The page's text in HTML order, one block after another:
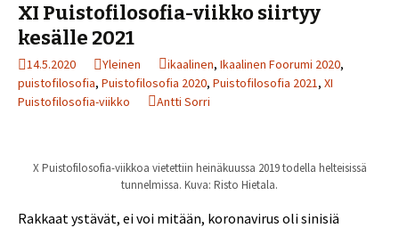
XI Puistofilosofia-viikko siirtyy
kesälle 2021
14.5.2020 Yleinen ikaalinen, Ikaalinen Foorumi 2020,
puistofilosofia, Puistofilosofia 2020, Puistofilosofia 2021, XI
Puistofilosofia-viikko
Antti Sorri
X Puistofilosofia-viikkoa vietettiin heinäkuussa 2019 todella helteisissä
tunnelmissa. Kuva: Risto Hietala.
Rakkaat ystävät, ei voi mitään, koronavirus oli sinisiä